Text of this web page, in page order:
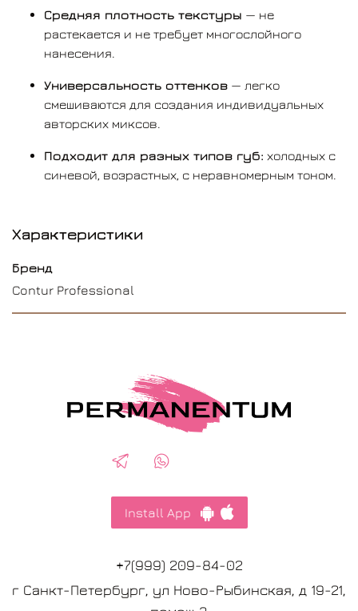
Средняя плотность текстуры — не
растекается и не требует многослойного
нанесения.
Универсальность оттенков — легко
смешиваются для создания индивидуальных
авторских миксов.
Подходит для разных типов губ: холодных с
синевой, возрастных, с неравномерным тоном.
Характеристики
Бренд
Contur Professional
Install App
+7(999) 209-84-02
г Санкт-Петербург, ул Ново-Рыбинская, д 19-21,